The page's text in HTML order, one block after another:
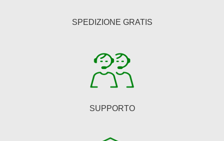
SPEDIZIONE GRATIS
SUPPORTO